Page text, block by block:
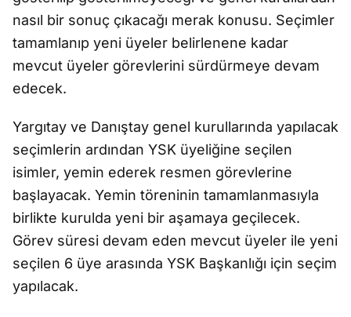
nasıl bir sonuç çıkacağı merak konusu. Seçimler
tamamlanıp yeni üyeler belirlenene kadar
mevcut üyeler görevlerini sürdürmeye devam
edecek.
Yargıtay ve Danıştay genel kurullarında yapılacak
seçimlerin ardından YSK üyeliğine seçilen
isimler, yemin ederek resmen görevlerine
başlayacak. Yemin töreninin tamamlanmasıyla
birlikte kurulda yeni bir aşamaya geçilecek.
Görev süresi devam eden mevcut üyeler ile yeni
seçilen 6 üye arasında YSK Başkanlığı için seçim
yapılacak.